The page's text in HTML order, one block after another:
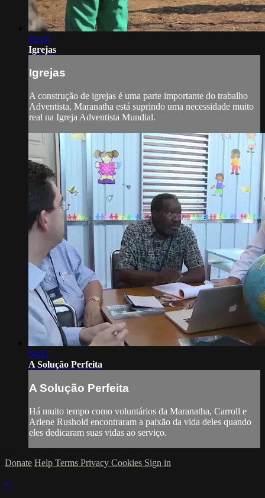
02:24
Igrejas
Igrejas
A construção de igrejas é uma parte importante do trabalho
Adventista, Maranatha está suprindo uma necessidade muito
real na Igreja Adventista Mundial.
04:11
A Solução Perfeita
A Solução Perfeita
Há muito tempo como voluntários da Maranatha, Carroll e
Arlene Rushold encontraram a paixão da vida deles quando
eles dedicaram suas vidas ao serviço.
Donate Help Terms Privacy Cookies Sign in
×